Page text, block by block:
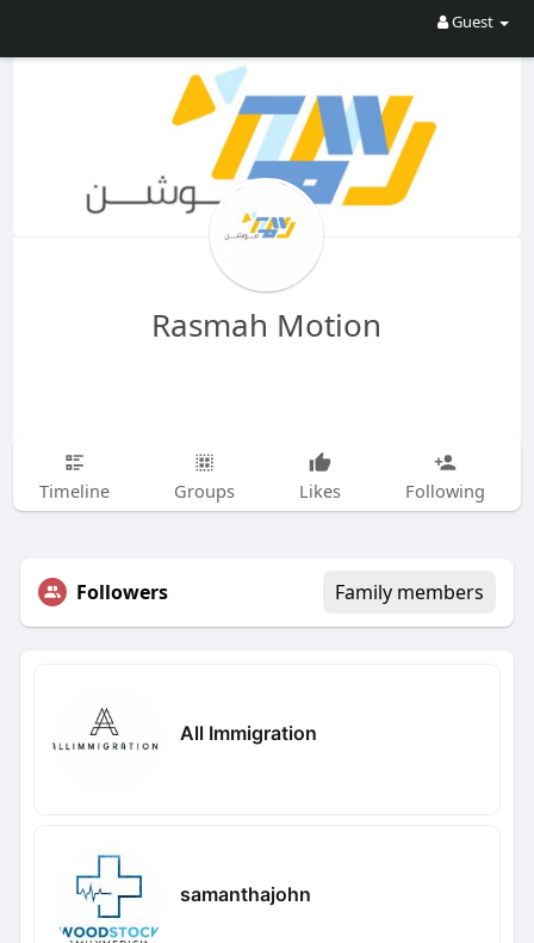
Guest
Rasmah Motion
Timeline Groups Likes Following
Followers Family members
All Immigration
samanthajohn